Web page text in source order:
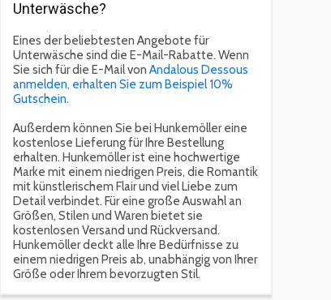
Unterwäsche?
Eines der beliebtesten Angebote für
Unterwäsche sind die E-Mail-Rabatte. Wenn
Sie sich für die E-Mail von Andalous Dessous
anmelden, erhalten Sie zum Beispiel 10%
Gutschein.
Außerdem können Sie bei Hunkemöller eine
kostenlose Lieferung für Ihre Bestellung
erhalten. Hunkemöller ist eine hochwertige
Marke mit einem niedrigen Preis, die Romantik
mit künstlerischem Flair und viel Liebe zum
Detail verbindet. Für eine große Auswahl an
Größen, Stilen und Waren bietet sie
kostenlosen Versand und Rückversand.
Hunkemöller deckt alle Ihre Bedürfnisse zu
einem niedrigen Preis ab, unabhängig von Ihrer
Größe oder Ihrem bevorzugten Stil.